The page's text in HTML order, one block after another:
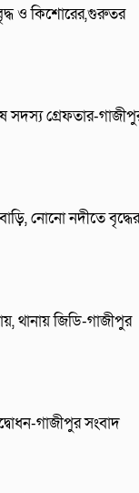
ও কিশোরের,গুরুতর
সদস্য গ্রেফতার-
নোনো নদীতে বৃদ্ধের
থানায় জিডি-গাজীপুর
গাজীপুর সংবাদ